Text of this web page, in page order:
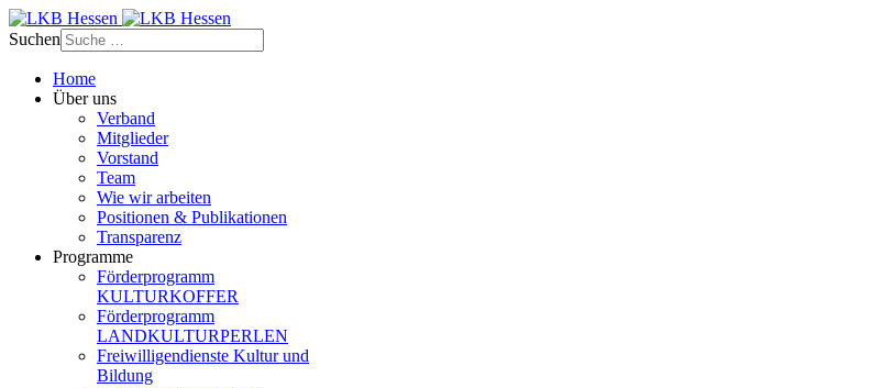
Suchen
Home
Über uns
Verband
Mitglieder
Vorstand
Team
Wie wir arbeiten
Positionen & Publikationen
Transparenz
Programme
Förderprogramm
KULTURKOFFER
Förderprogramm
LANDKULTURPERLEN
Freiwilligendienste Kultur und
Bildung